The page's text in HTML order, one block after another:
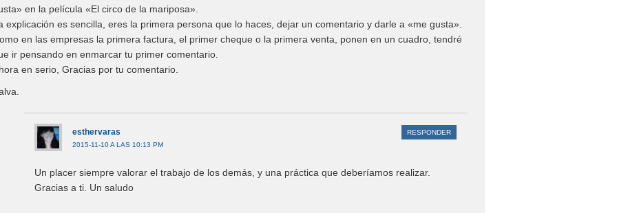
en la película «El circo de la mariposa».
explicación es sencilla, eres la primera persona que lo haces, dejar un comentario y darle a «me gusta».
en las empresas la primera factura, el primer cheque o la primera venta, ponen en un cuadro, tendré
ir pensando en enmarcar tu primer comentario.
en serio, Gracias por tu comentario.
esthervaras
2015-11-10 A LAS 10:13 PM
Un placer siempre valorar el trabajo de los demás, y una práctica que deberíamos realizar.
Gracias a ti. Un saludo
RESPONDER